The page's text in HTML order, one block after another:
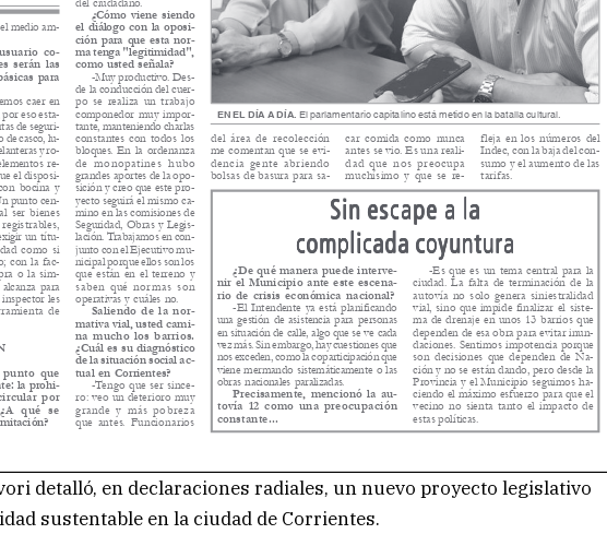
detalló, en declaraciones radiales, un nuevo proyecto legislativo
sustentable en la ciudad de Corrientes.